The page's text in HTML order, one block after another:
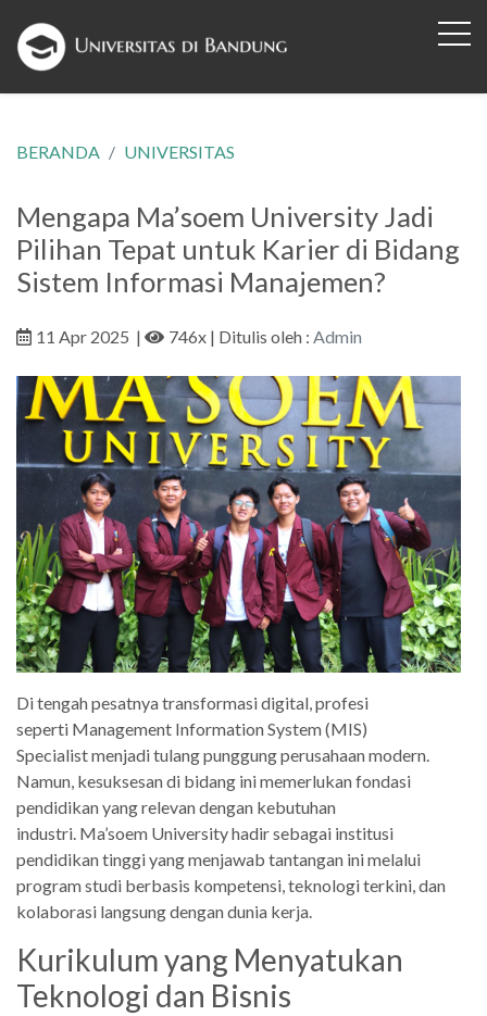
BERANDA UNIVERSITAS
Mengapa Ma’soem University Jadi
Pilihan Tepat untuk Karier di Bidang
Sistem Informasi Manajemen?
11 Apr 2025 | 746x | Ditulis oleh : Admin
Di tengah pesatnya transformasi digital, profesi
seperti Management Information System (MIS)
Specialist menjadi tulang punggung perusahaan modern.
Namun, kesuksesan di bidang ini memerlukan fondasi
pendidikan yang relevan dengan kebutuhan
industri. Ma’soem University hadir sebagai institusi
pendidikan tinggi yang menjawab tantangan ini melalui
program studi berbasis kompetensi, teknologi terkini, dan
kolaborasi langsung dengan dunia kerja.
Kurikulum yang Menyatukan
Teknologi dan Bisnis